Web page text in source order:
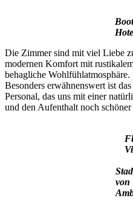
Die Zimmer sind mit viel Liebe
modernen Komfort mit
behagliche Wohlfühlatmosphäre.
Besonders erwähnenswert ist
Personal, das uns mit einer
und den Aufenthalt noch schöner
von